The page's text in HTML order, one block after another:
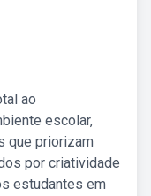
ao
escolar,
que priorizam
por criatividade
estudantes em